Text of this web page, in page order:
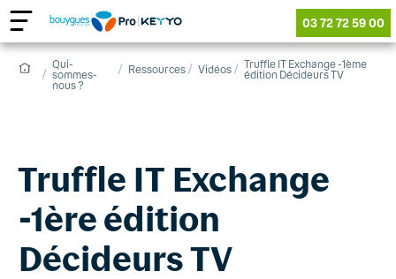
03 72 72 59 00
Qui-
sommes-
nous ?
Ressources Vidéos
Truffle IT Exchange -1ème
édition Décideurs TV
Truffle IT Exchange
-1ère édition
Décideurs TV